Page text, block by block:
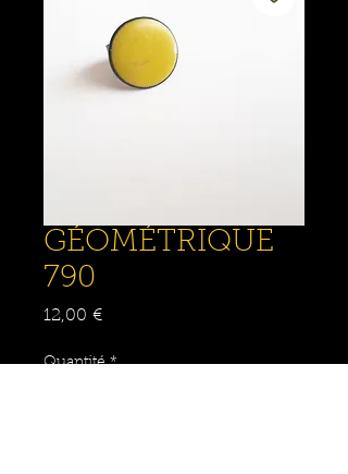
GÉOMÉTRIQUE
790
12,00 €Prix
Quantité *